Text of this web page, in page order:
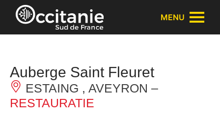
Cookies beheer paneel
MENU
Auberge Saint Fleuret
ESTAING , AVEYRON –
RESTAURATIE